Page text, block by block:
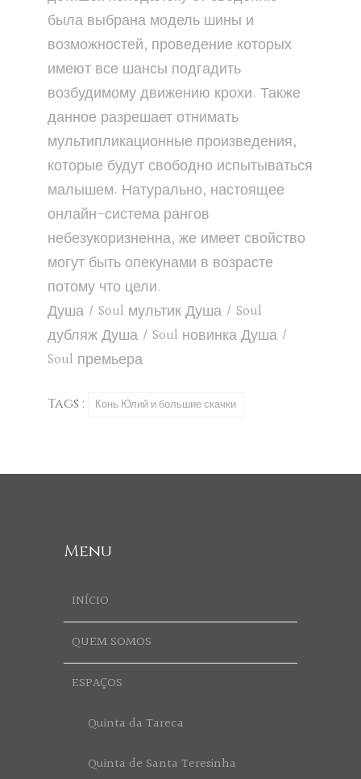
была выбрана модель шины и
возможностей, проведение которых
имеют все шансы подгадить
возбудимому движению крохи. Также
данное разрешает отнимать
мультипликационные произведения,
которые будут свободно испытываться
малышем. Натурально, настоящее
онлайн-система рангов
небезукоризненна, же имеет свойство
могут быть опекунами в возрасте
потому что цели.
Душа / Soul мультикДуша / Soul
дубляжДуша / Soul новинкаДуша /
Soul премьера
Tags : Конь Юлий и большие скачки
Menu
INÍCIO
QUEM SOMOS
ESPAÇOS
Quinta da Tareca
Quinta de Santa Teresinha